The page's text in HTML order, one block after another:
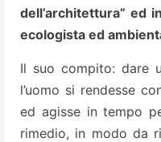
dell’architettura” ed
ecologista ed
Il suo compito: dare
l’uomo si rendesse
ed agisse in tempo
rimedio, in modo da